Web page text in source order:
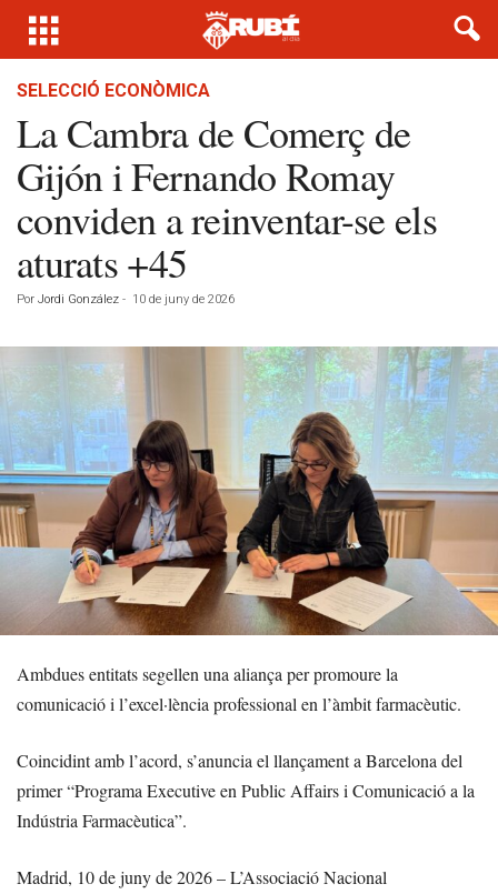
SELECCIÓ ECONÒMICA
La Cambra de Comerç de
Gijón i Fernando Romay
conviden a reinventar-se els
aturats +45
Por Jordi González - 10 de juny de 2026
Ambdues entitats segellen una aliança per promoure la
comunicació i l’excel·lència professional en l’àmbit farmacèutic.
Coincidint amb l’acord, s’anuncia el llançament a Barcelona del
primer “Programa Executive en Public Affairs i Comunicació a la
Indústria Farmacèutica”.
Madrid, 10 de juny de 2026 – L’Associació Nacional